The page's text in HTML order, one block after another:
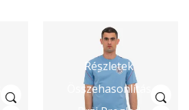
Részletek
Összehasonlítás